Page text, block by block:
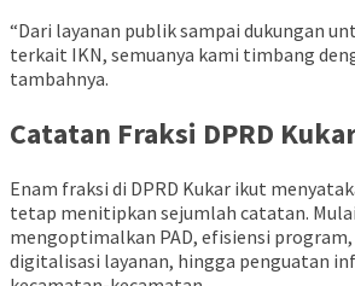
“Dari layanan publik sampai dukungan
terkait IKN, semuanya kami timbang
tambahnya.
Catatan Fraksi DPRD
Enam fraksi di DPRD Kukar ikut
tetap menitipkan sejumlah catatan.
mengoptimalkan PAD, efisiensi
digitalisasi layanan, hingga penguatan